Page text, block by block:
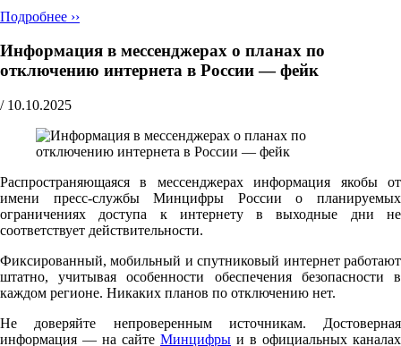
Подробнее ››
Информация в мессенджерах о планах по
отключению интернета в России — фейк
/ 10.10.2025
Распространяющаяся в мессенджерах информация якобы от
имени пресс-службы Минцифры России о планируемых
ограничениях доступа к интернету в выходные дни не
соответствует действительности.
Фиксированный, мобильный и спутниковый интернет работают
штатно, учитывая особенности обеспечения безопасности в
каждом регионе. Никаких планов по отключению нет.
Не доверяйте непроверенным источникам. Достоверная
информация — на сайте Минцифры и в официальных каналах